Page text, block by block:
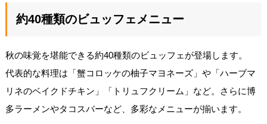
約40種類のビュッフェメニュー
秋の味覚を堪能できる約40種類のビュッフェが登場します。
代表的な料理は「蟹コロッケの柚子マヨネーズ」や「ハーブマ
リネのベイクドチキン」「トリュフクリーム」など。さらに博
多ラーメンやタコスバーなど、多彩なメニューが揃います。